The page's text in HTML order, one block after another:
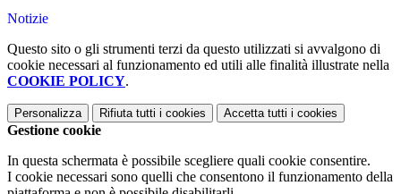
Notizie
Questo sito o gli strumenti terzi da questo utilizzati si avvalgono di
cookie necessari al funzionamento ed utili alle finalità illustrate nella
COOKIE POLICY.
Personalizza Rifiuta tutti i cookies Accetta tutti i cookies
Gestione cookie
In questa schermata è possibile scegliere quali cookie consentire.
I cookie necessari sono quelli che consentono il funzionamento della